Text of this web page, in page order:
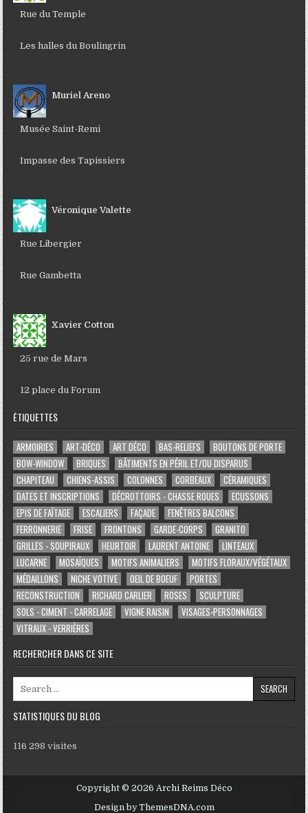
Rue du Temple
Les halles du Boulingrin
Muriel Areno
Musée Saint-Remi
Impasse des Tapissiers
Véronique Valette
Rue Libergier
Rue Gambetta
Xavier Cotton
25 rue de Mars
12 place du Forum
ÉTIQUETTES
ARMOIRIES ART-DÉCO ART DÉCO BAS-RELIEFS
BOUTONS DE PORTE
BOW-WINDOW
BRIQUES
BÂTIMENTS EN PÉRIL ET/OU DISPARUS
CHAPITEAU
CHIENS-ASSIS COLONNES CORBEAUX
CÉRAMIQUES
DATES ET INSCRIPTIONS
DÉCROTTOIRS - CHASSE ROUES
ECUSSONS
EPIS DE FAÎTAGE
ESCALIERS FAÇADE
FENÊTRES BALCONS
FERRONNERIE
FRISE FRONTONS GARDE-CORPS
GRANITO
GRILLES - SOUPIRAUX
HEURTOIR LAURENT ANTOINE
LINTEAUX
LUCARNE
MOSAÏQUES MOTIFS ANIMALIERS
MOTIFS FLORAUX/VÉGÉTAUX
MÉDAILLONS
NICHE VOTIVE OEIL DE BOEUF
PORTES
RECONSTRUCTION
RICHARD CARLIER ROSES
SCULPTURE
SOLS - CIMENT - CARRELAGE
VIGNE RAISIN
VISAGES-PERSONNAGES
VITRAUX - VERRIÈRES
RECHERCHER DANS CE SITE
Search for:
STATISTIQUES DU BLOG
116 298 visites
Copyright © 2026 Archi Reims Déco
Design by ThemesDNA.com